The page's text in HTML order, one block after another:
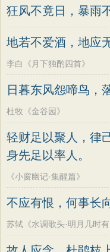
狂风不竟日，暴雨
地若不爱酒，地应
李白《月下独酌四首》
日暮东风怨啼鸟，
杜牧《金谷园》
轻财足以聚人，律
身先足以率人。
《小窗幽记·集醒篇》
不应有恨，何事长
苏轼《水调歌头·明月几时有